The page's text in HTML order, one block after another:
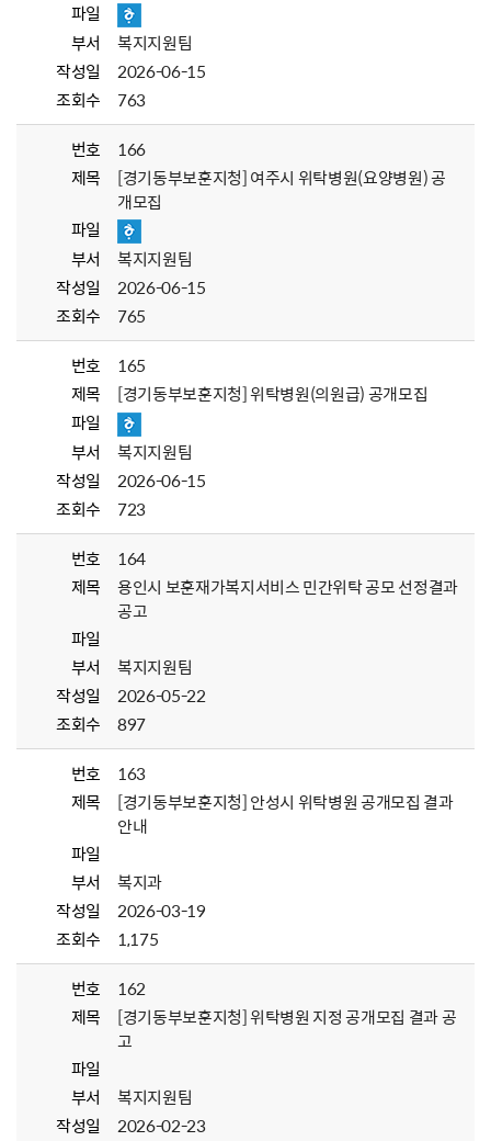
파일
부서
복지지원팀
작성일
2026-06-15
조회수
763
번호
166
제목
[경기동부보훈지청] 여주시 위탁병원(요양병원) 공
개모집
파일
부서
복지지원팀
작성일
2026-06-15
조회수
765
번호
165
제목
[경기동부보훈지청] 위탁병원(의원급) 공개모집
파일
부서
복지지원팀
작성일
2026-06-15
조회수
723
번호
164
제목
용인시 보훈재가복지서비스 민간위탁 공모 선정결과
공고
파일
부서
복지지원팀
작성일
2026-05-22
조회수
897
번호
163
제목
[경기동부보훈지청] 안성시 위탁병원 공개모집 결과
안내
파일
부서
복지과
작성일
2026-03-19
조회수
1,175
번호
162
제목
[경기동부보훈지청] 위탁병원 지정 공개모집 결과 공
고
파일
부서
복지지원팀
작성일
2026-02-23